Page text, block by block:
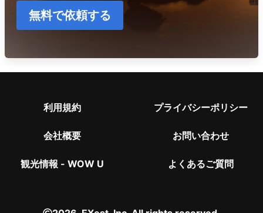
無料で依頼する
利用規約 プライバシーポリシー
会社概要 お問い合わせ
観光情報 - WOW U よくあるご質問